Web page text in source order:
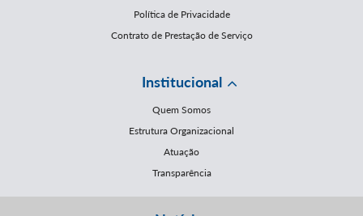
Política de Privacidade
Contrato de Prestação de Serviço
Institucional
Quem Somos
Estrutura Organizacional
Atuação
Transparência